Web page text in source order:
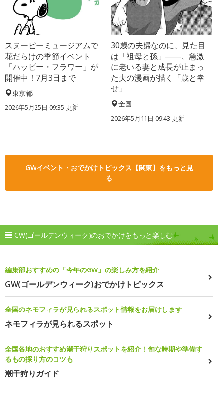
スヌーピーミュージアムで
花だらけの季節イベント
「ハッピー・フラワー」が
開催中！7月3日まで
東京都
2026年5月25日 09:35 更新
30歳の夫婦なのに、見た目
は「祖母と孫」――。急激
に老いる妻と成長が止まっ
た夫の漫画が描く「歳と幸
せ」
全国
2026年5月11日 09:43 更新
GWイベント・おでかけトピックス【関東】をもっと見
る
GW(ゴールデンウィーク)のおでかけをもっと楽しむ
編集部おすすめの「今年のGW」の楽しみ方を紹介
GW(ゴールデンウィーク)おでかけトピックス
全国のネモフィラが見られるスポット情報をお届けします
ネモフィラが見られるスポット
全国各地のおすすめ潮干狩りスポットを紹介！旬な時期や準備す
るもの採り方のコツも
潮干狩りガイド